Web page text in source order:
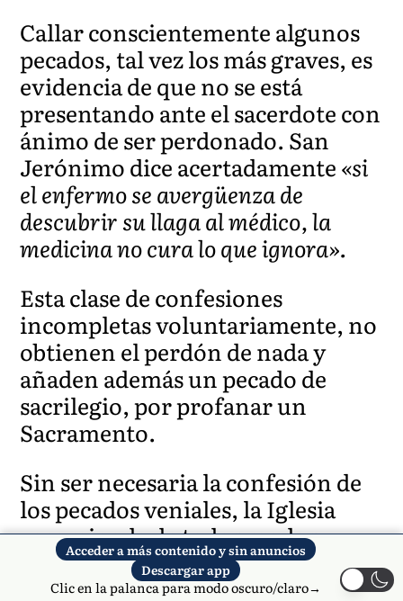
Callar conscientemente algunos
pecados, tal vez los más graves, es
evidencia de que no se está
presentando ante el sacerdote con
ánimo de ser perdonado. San
Jerónimo dice acertadamente«si
el enfermo se avergüenza de
descubrir su llaga al médico, la
medicina no cura lo que ignora».
Esta clase de confesiones
incompletas voluntariamente, no
obtienen el perdón de nada y
añaden además un pecado de
sacrilegio, por profanar un
Sacramento.
Sin ser necesaria la confesión de
los pecados veniales, la Iglesia
recomienda de todos modos
hacerla, ya que esto ayuda a
formar la conciencia, a luchar
Acceder a más contenido y sin anuncios
Descargar app
Clic en la palanca para modo oscuro/claro→